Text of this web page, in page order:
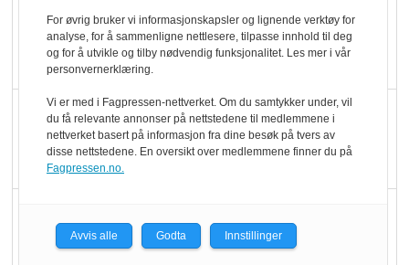
Kolonihagens norske
yoghurt: Trues av
melkemangel
Marit Kolby vant
Økologisk Norge sin
Blir enklere å velge
økologisk i butikkhylla
For øvrig bruker vi informasjonskapsler og lignende verktøy for
analyse, for å sammenligne nettlesere, tilpasse innhold til deg
og for å utvikle og tilby nødvendig funksjonalitet. Les mer i vår
personvernerklæring.
Vi er med i Fagpressen-nettverket. Om du samtykker under, vil
du få relevante annonser på nettstedene til medlemmene i
nettverket basert på informasjon fra dine besøk på tvers av
disse nettstedene. En oversikt over medlemmene finner du på
Fagpressen.no.
Avvis alle Godta Innstillinger